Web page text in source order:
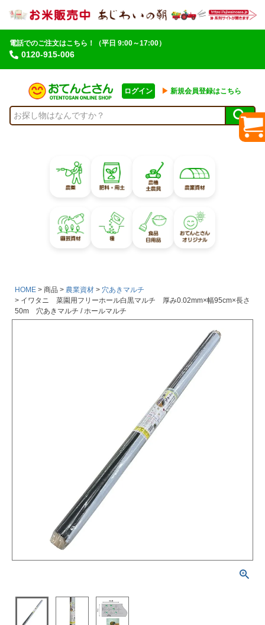
電話でのご注文はこちら！
0120-915-006
（平日 9:00～17:00）
ログイン ▶︎ 新規会員登録はこちら
HOME 商品 農業資材
穴あきマルチ
イワタニ 菜園用フリーホール白黒マルチ 厚み0.02mm×幅95cm×長さ
50m 穴あきマルチ / ホールマルチ